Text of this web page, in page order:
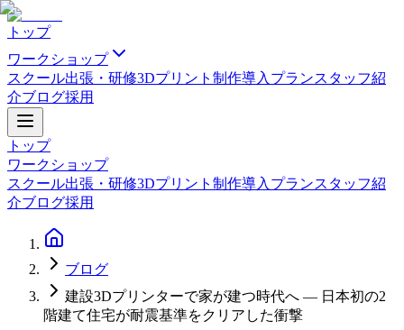
トップ
ワークショップ
スクール出張・研修3Dプリント制作導入プランスタッフ紹
介ブログ採用
トップ
ワークショップ
スクール出張・研修3Dプリント制作導入プランスタッフ紹
介ブログ採用
ブログ
建設3Dプリンターで家が建つ時代へ — 日本初の2
階建て住宅が耐震基準をクリアした衝撃